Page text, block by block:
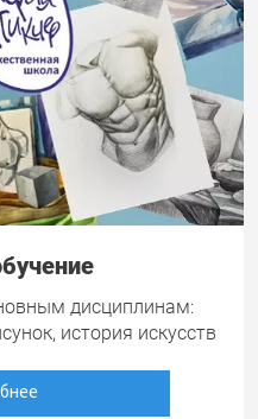
дисциплинам:
история искусств